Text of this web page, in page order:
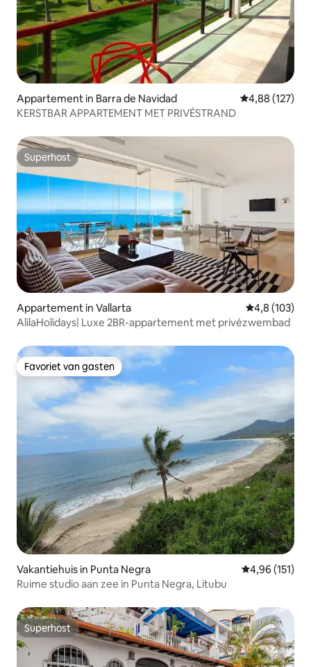
Appartement in Barra de Navidad Gemiddelde
4,88 (127)
KERSTBAR APPARTEMENT MET PRIVÉSTRAND
Superhost
Superhost
Appartement in Vallarta Gemiddelde
4,8 (103)
AlilaHolidays| Luxe 2BR-appartement met privézwembad
Favoriet van gasten
Favoriet van gasten
Vakantiehuis in Punta Negra Gemiddelde
4,96 (151)
Ruime studio aan zee in Punta Negra, Litubu
Superhost
Superhost